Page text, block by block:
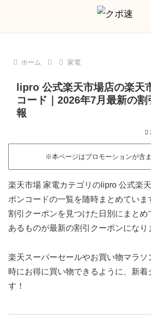
ホーム 家電
lipro 公式楽天市場店の楽天
コード｜2026年7月最新の
報
※本ページはプロモーションが含
楽天市場 家電カテゴリのlipro 公式楽
ポンコードの一覧を随時まとめていま
割引クーポンを見つけた日別にまとめ
あるものが最新の割引クーポンになり
楽天スーパーセールやお買い物マラソ
時にお得に買い物できるように、新着
す！